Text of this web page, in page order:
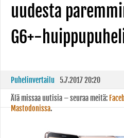
uudesta
G6+-
Puhelinvertailu 5.7.2017 20:20
Älä missaa uutisia – seuraa meitä:
Mastodonissa.